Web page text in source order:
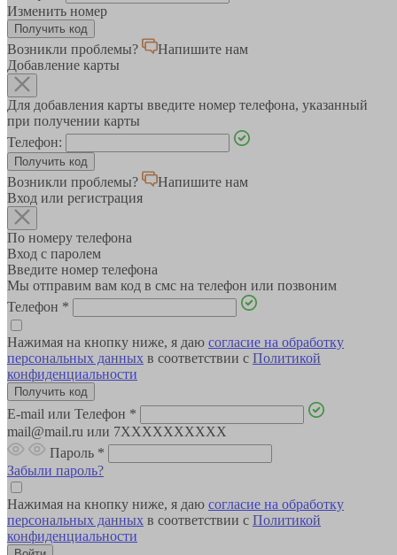
Изменить номер
Возникли проблемы?
Напишите нам
Добавление карты
Для добавления карты введите номер телефона, указанный
при получении карты
Телефон:
Возникли проблемы?
Напишите нам
Вход или регистрация
По номеру телефона
Вход с паролем
Введите номер телефона
Мы отправим вам код в смс на телефон или позвоним
Телефон *
Нажимая на кнопку ниже, я даю согласие на обработку
персональных данных в соответствии с Политикой
конфиденциальности
E-mail или Телефон *
mail@mail.ru или 7XXXXXXXXXX
Пароль *
Забыли пароль?
Нажимая на кнопку ниже, я даю согласие на обработку
персональных данных в соответствии с Политикой
конфиденциальности